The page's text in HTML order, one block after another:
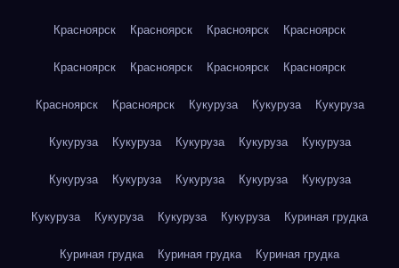
Красноярск Красноярск Красноярск Красноярск
Красноярск Красноярск Красноярск Красноярск
Красноярск Красноярск Кукуруза Кукуруза Кукуруза
Кукуруза Кукуруза Кукуруза Кукуруза Кукуруза
Кукуруза Кукуруза Кукуруза Кукуруза Кукуруза
Кукуруза Кукуруза Кукуруза Кукуруза Куриная грудка
Куриная грудка Куриная грудка Куриная грудка